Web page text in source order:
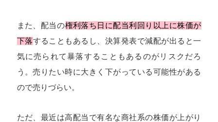
また、配当の権利落ち日に配当利回り以上に株価が
下落することもあるし、決算発表で減配が出ると一
気に売られて暴落することもあるのがリスクだろ
う。売りたい時に大きく下がっている可能性がある
ので売りづらい。
ただ、最近は高配当で有名な商社系の株価が上がり